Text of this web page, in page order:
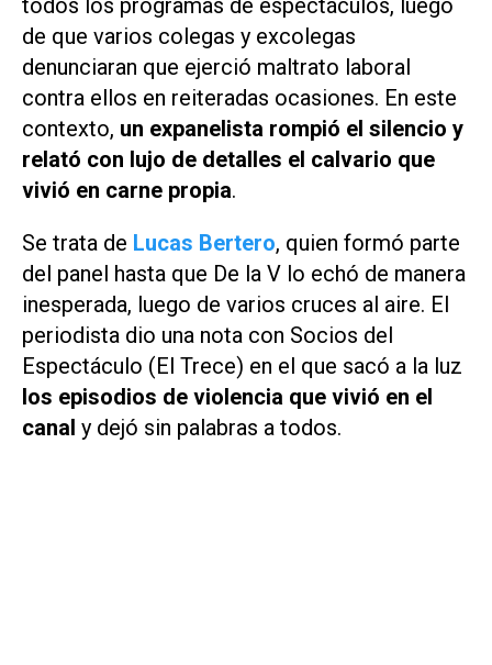
de que varios colegas y excolegas
denunciaran que ejerció maltrato laboral
contra ellos en reiteradas ocasiones. En este
contexto, un expanelista rompió el silencio y
relató con lujo de detalles el calvario que
vivió en carne propia.
Se trata de Lucas Bertero, quien formó parte
del panel hasta que De la V lo echó de manera
inesperada, luego de varios cruces al aire. El
periodista dio una nota con Socios del
Espectáculo (El Trece) en el que sacó a la luz
los episodios de violencia que vivió en el
canal y dejó sin palabras a todos.